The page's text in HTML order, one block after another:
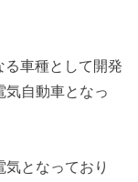
車種として開発
気自動車となっ
となっており